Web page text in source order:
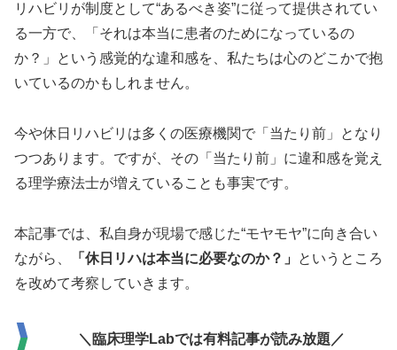
リハビリが制度として“あるべき姿”に従って提供されてい
る一方で、「それは本当に患者のためになっているの
か？」という感覚的な違和感を、私たちは心のどこかで抱
いているのかもしれません。
今や休日リハビリは多くの医療機関で「当たり前」となり
つつあります。ですが、その「当たり前」に違和感を覚え
る理学療法士が増えていることも事実です。
本記事では、私自身が現場で感じた“モヤモヤ”に向き合い
ながら、
「休日リハは本当に必要なのか？」
というところ
を改めて考察していきます。
＼臨床理学Labでは有料記事が読み放題／